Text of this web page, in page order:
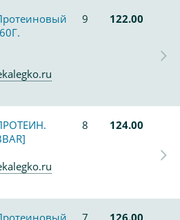
9 122.00
8 124.00
7 126.00